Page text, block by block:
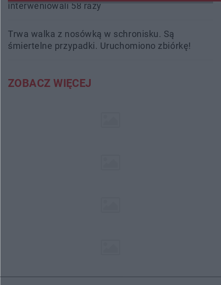
interweniowali 58 razy
Trwa walka z nosówką w schronisku. Są
śmiertelne przypadki. Uruchomiono zbiórkę!
ZOBACZ WIĘCEJ